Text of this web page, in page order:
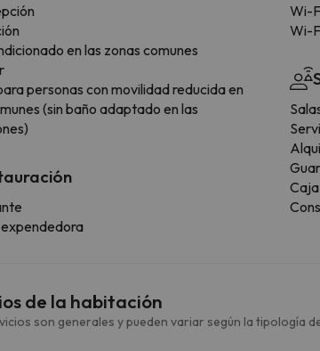
en las zonas comunes
personas con movilidad reducida en
(sin baño adaptado en las
Wi-
Wi-
de la habitación
son generales y pueden variar según la tipología